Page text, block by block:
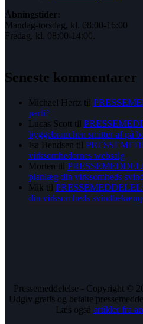
Åbningstider:
Mandag-torsdag, kl. 08:00-16:00
Fredag, kl. 08:00-14:00.
Seneste kommentarer
Michael Hertz til
parti?
Lucas Scott til
byggebranchen smitter af på
Isa Bendsen til
virksomhedernes websalg
Morten til
planlæg din virksomheds
Mik til
din virksomheds
Pressemeddelelse - Copyright ©
Udgiv gratis og betalte
Læs også artikler fra